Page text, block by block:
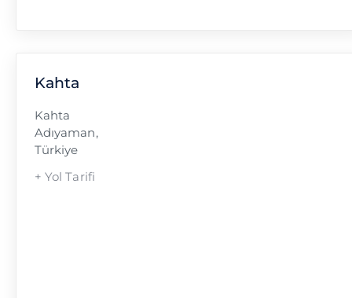
Kahta
Kahta
Adıyaman,
Türkiye
+ Yol Tarifi